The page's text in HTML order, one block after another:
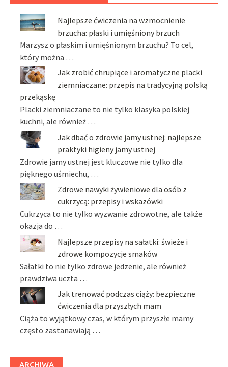
Najlepsze ćwiczenia na wzmocnienie
brzucha: płaski i umięśniony brzuch
Marzysz o płaskim i umięśnionym brzuchu? To cel,
który można …
Jak zrobić chrupiące i aromatyczne placki
ziemniaczane: przepis na tradycyjną polską
przekąskę
Placki ziemniaczane to nie tylko klasyka polskiej
kuchni, ale również …
Jak dbać o zdrowie jamy ustnej: najlepsze
praktyki higieny jamy ustnej
Zdrowie jamy ustnej jest kluczowe nie tylko dla
pięknego uśmiechu, …
Zdrowe nawyki żywieniowe dla osób z
cukrzycą: przepisy i wskazówki
Cukrzyca to nie tylko wyzwanie zdrowotne, ale także
okazja do …
Najlepsze przepisy na sałatki: świeże i
zdrowe kompozycje smaków
Sałatki to nie tylko zdrowe jedzenie, ale również
prawdziwa uczta …
Jak trenować podczas ciąży: bezpieczne
ćwiczenia dla przyszłych mam
Ciąża to wyjątkowy czas, w którym przyszłe mamy
często zastanawiają …
ARCHIWA